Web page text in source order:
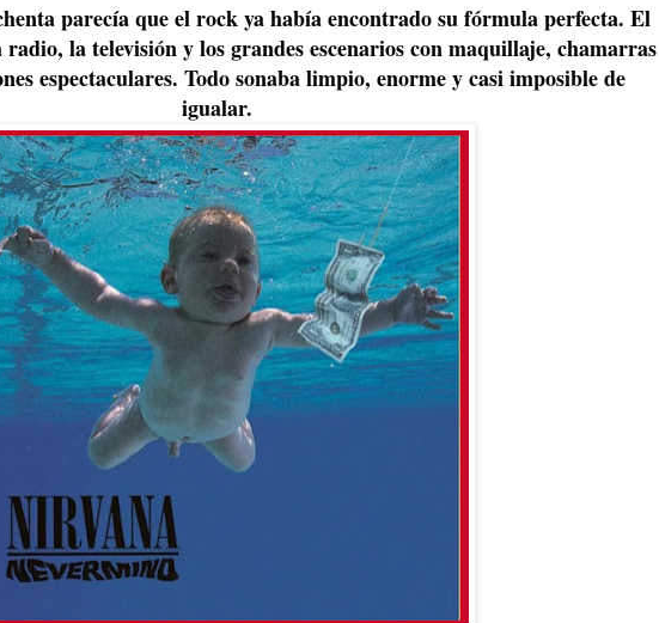
parecía que el rock ya había encontrado su fórmula perfecta. El
la televisión y los grandes escenarios con maquillaje, chamarras
espectaculares. Todo sonaba limpio, enorme y casi imposible de
igualar.